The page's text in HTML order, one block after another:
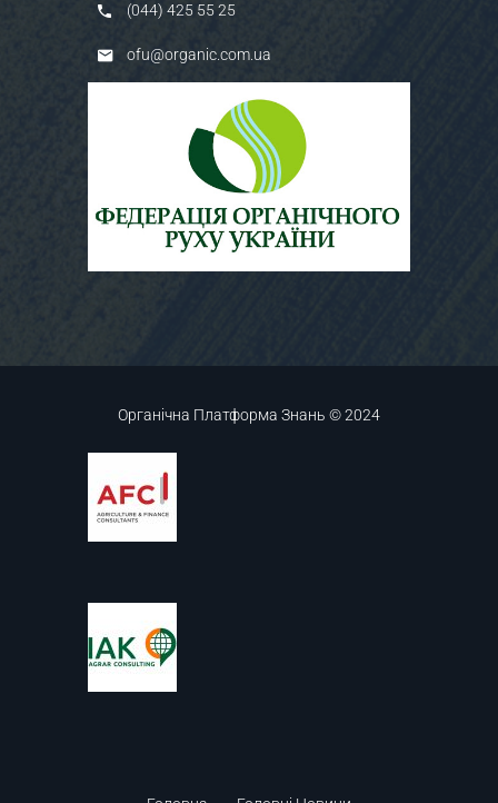
(044) 425 55 25
ofu@organic.com.ua
Органічна Платформа Знань © 2024